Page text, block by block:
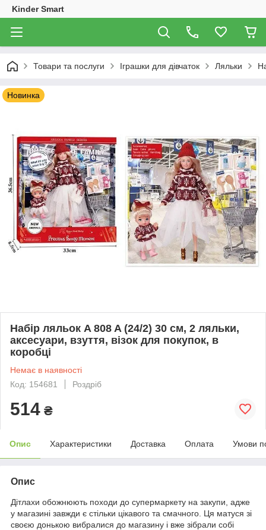
Kinder Smart
Товари та послуги Іграшки для дівчаток Ляльки
Новинка
Набір ляльок A 808 A (24/2) 30 см, 2 ляльки,
аксесуари, взуття, візок для покупок, в
коробці
Немає в наявності
Код: 154681
Роздріб
514 ₴
Опис Характеристики Доставка Оплата Умови
Опис
Дітлахи обожнюють походи до супермаркету на закупи, адже
у магазині завжди є стільки цікавого та смачного. Ця матуся зі
своєю донькою вибралися до магазину і вже зібрали собі